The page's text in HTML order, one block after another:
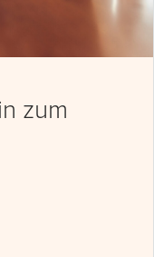
zum